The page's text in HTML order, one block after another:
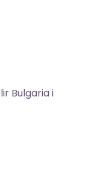
Bulgaria i